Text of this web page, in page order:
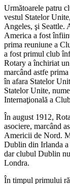
Următoarele patru
vestul Statelor
Angeles, şi Seattle.
America a fost
prima reuniune a
a fost primul club
Rotary a închiriat
marcând astfe
în afara Statelor
Statelor Unite,
Internaţională a
În august 1912,
asociere, marcând
Americii de Nord.
Dublin din Irlanda a
dar clubul Dublin
Londra.
În timpul primului